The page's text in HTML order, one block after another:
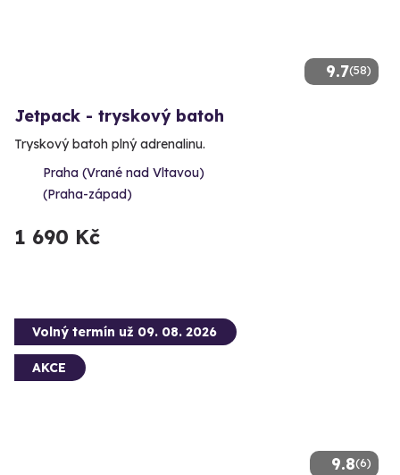
9.7(58)
Jetpack - tryskový batoh
Tryskový batoh plný adrenalinu.
Praha (Vrané nad Vltavou)
(Praha-západ)
1 690 Kč
9.8(6)
Volný termín už 09. 08. 2026
AKCE